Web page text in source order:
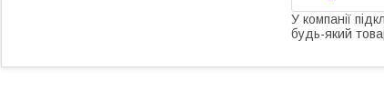
У компанії
будь-який